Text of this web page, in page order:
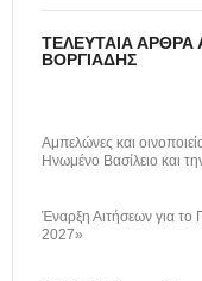
ΤΕΛΕΥΤΑΊΑ
ΒΟΡΓΙΆΔΗΣ
Αμπελώνες και
Ηνωμένο Βασίλειο και
Έναρξη Αιτήσεων για
2027»